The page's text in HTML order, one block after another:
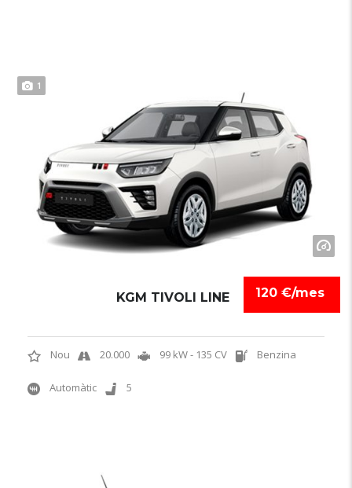
1
120 €/mes
KGM TIVOLI LINE
Nou 20.000 99 kW - 135 CV Benzina
Automàtic 5